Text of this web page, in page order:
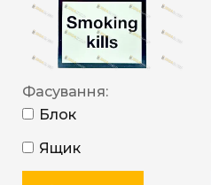
Фасування:
Блок
Ящик